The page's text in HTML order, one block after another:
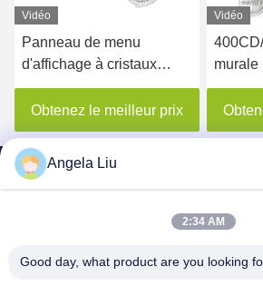
Vidéo
Panneau de menu
d'affichage à cristaux
liquides Digital de bâti de
plafond de bâti de mur
pour le restaurant
Obtenez le meilleur prix
Vidéo
murale
faciale
SHENZHEN
Angela Liu
2:34 AM
Good day, what product are you looking